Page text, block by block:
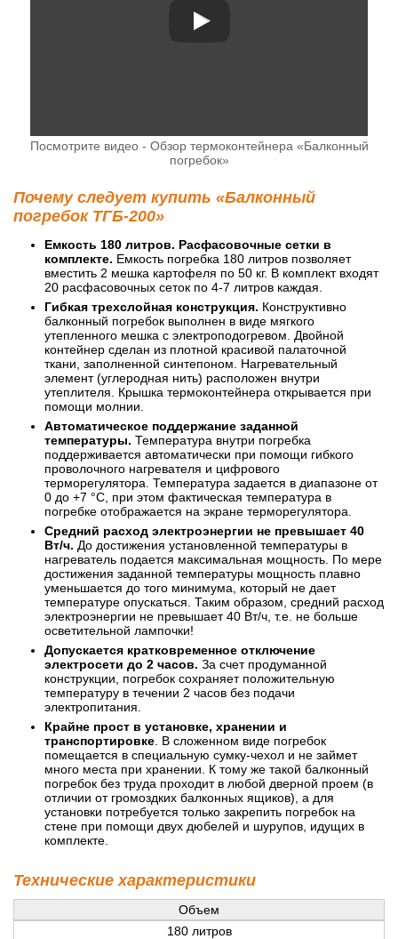
Посмотрите видео - Обзор термоконтейнера «Балконный
погребок»
Почему следует купить «Балконный
погребок ТГБ-200»
Емкость 180 литров. Расфасовочные сетки в
комплекте. Емкость погребка 180 литров позволяет
вместить 2 мешка картофеля по 50 кг. В комплект входят
20 расфасовочных сеток по 4-7 литров каждая.
Гибкая трехслойная конструкция. Конструктивно
балконный погребок выполнен в виде мягкого
утепленного мешка с электроподогревом. Двойной
контейнер сделан из плотной красивой палаточной
ткани, заполненной синтепоном. Нагревательный
элемент (углеродная нить) расположен внутри
утеплителя. Крышка термоконтейнера открывается при
помощи молнии.
Автоматическое поддержание заданной
температуры. Температура внутри погребка
поддерживается автоматически при помощи гибкого
проволочного нагревателя и цифрового
терморегулятора. Температура задается в диапазоне от
0 до +7 °С, при этом фактическая температура в
погребке отображается на экране терморегулятора.
Средний расход электроэнергии не превышает 40
Вт/ч. До достижения установленной температуры в
нагреватель подается максимальная мощность. По мере
достижения заданной температуры мощность плавно
уменьшается до того минимума, который не дает
температуре опускаться. Таким образом, средний расход
электроэнергии не превышает 40 Вт/ч, т.е. не больше
осветительной лампочки!
Допускается кратковременное отключение
электросети до 2 часов. За счет продуманной
конструкции, погребок сохраняет положительную
температуру в течении 2 часов без подачи
электропитания.
Крайне прост в установке, хранении и
транспортировке . В сложенном виде погребок
помещается в специальную сумку-чехол и не займет
много места при хранении. К тому же такой балконный
погребок без труда проходит в любой дверной проем (в
отличии от громоздких балконных ящиков), а для
установки потребуется только закрепить погребок на
стене при помощи двух дюбелей и шурупов, идущих в
комплекте.
Технические характеристики
Объем
180 литров